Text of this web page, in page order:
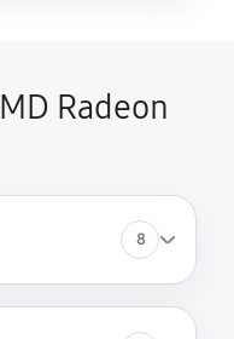
Radeon
8